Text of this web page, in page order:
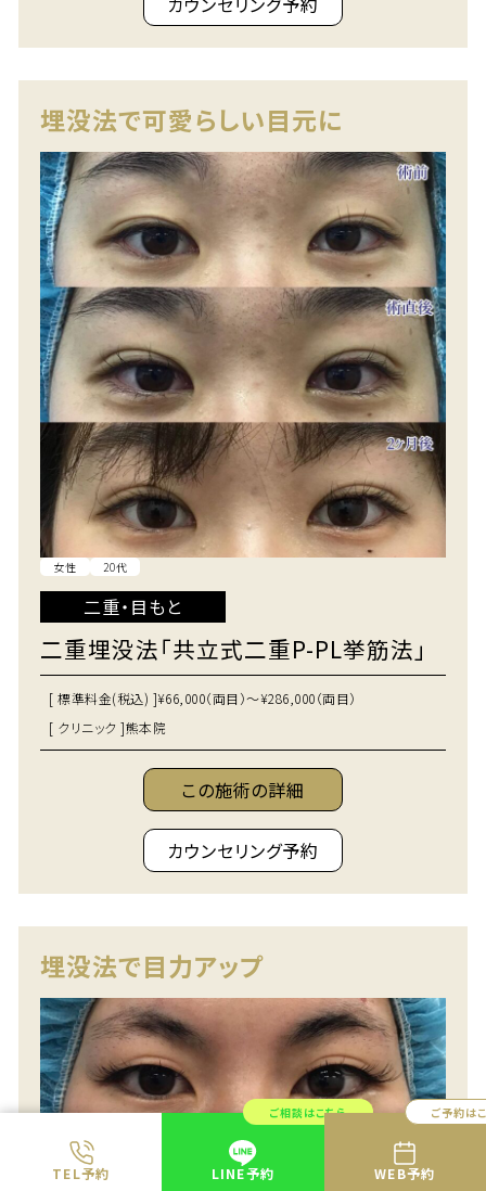
TEL予約
ご相談はこちら
LINE予約
ご予約は
WEB予約
埋没法で可愛らしい目元に
女性 20代
二重・目もと
二重埋没法「共立式二重P-PL挙筋法」
[ 標準料金(税込) ]¥66,000（両目）～¥286,000（両目）
[ クリニック ]熊本院
この施術の詳細
カウンセリング予約
埋没法で目力アップ